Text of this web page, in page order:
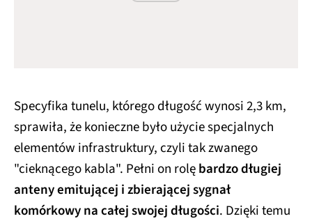
Specyfika tunelu, którego długość wynosi 2,3 km,
sprawiła, że konieczne było użycie specjalnych
elementów infrastruktury, czyli tak zwanego
"cieknącego kabla". Pełni on rolębardzo długiej
anteny emitującej i zbierającej sygnał
komórkowy na całej swojej długości. Dzięki temu